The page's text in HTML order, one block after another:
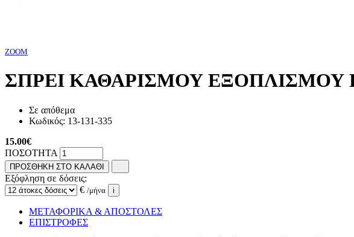
ZOOM
ΣΠΡΕΙ ΚΑΘΑΡΙΣΜΟΥ ΕΞΟΠΛΙΣΜΟΥ
Σε απόθεμα
Κωδικός: 13-131-335
15.00€
ΠΟΣΟΤΗΤΑ
ΠΡΟΣΘΗΚΗ ΣΤΟ ΚΑΛΑΘΙ
Εξόφληση σε δόσεις:
€ /μήνα i
ΜΕΤΑΦΟΡΙΚΑ & ΑΠΟΣΤΟΛΕΣ
ΕΠΙΣΤΡΟΦΕΣ